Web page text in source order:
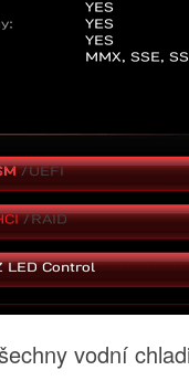
vodní